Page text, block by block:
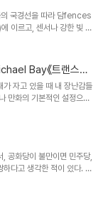
도
영화
법이
준다.
국경선을 따라 담fences
이르고, 센서나 강한 빛 등
행동이 국경지대의 생태
국제 사법 재판소에의 재
가들이 멕시코 정부를 위해
게 되어 유전적 다양성에
종..
Bay《트랜스포
가 자고 있을 때 내 장난감들
만화의 기본적인 설정으로
무엇이든 로봇으로 변하
한 말벗이기보다는 로봇
마도 일본) 경제에서 '중
탓이다. 워크맨이라고 불
플레이어와 얇은 휴대전화
, 공화당이 불만이면 민주당,
하다고 생각한 적이 있다. 내
나 '시민'으로 인식되는 것